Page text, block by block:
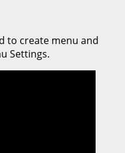
to create menu and
Settings.